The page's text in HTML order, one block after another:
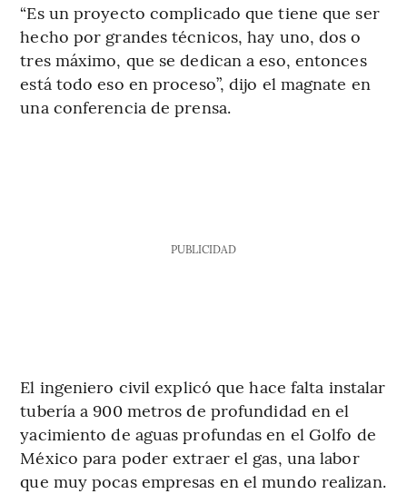
“Es un proyecto complicado que tiene que ser
hecho por grandes técnicos, hay uno, dos o
tres máximo, que se dedican a eso, entonces
está todo eso en proceso”, dijo el magnate en
una conferencia de prensa.
PUBLICIDAD
El ingeniero civil explicó que hace falta instalar
tubería a 900 metros de profundidad en el
yacimiento de aguas profundas en el Golfo de
México para poder extraer el gas, una labor
que muy pocas empresas en el mundo realizan.